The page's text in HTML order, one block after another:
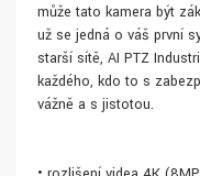
může tato kamera být
už se jedná o váš první
starší sítě, AI PTZ
každého, kdo to s
vážně a s jistotou.